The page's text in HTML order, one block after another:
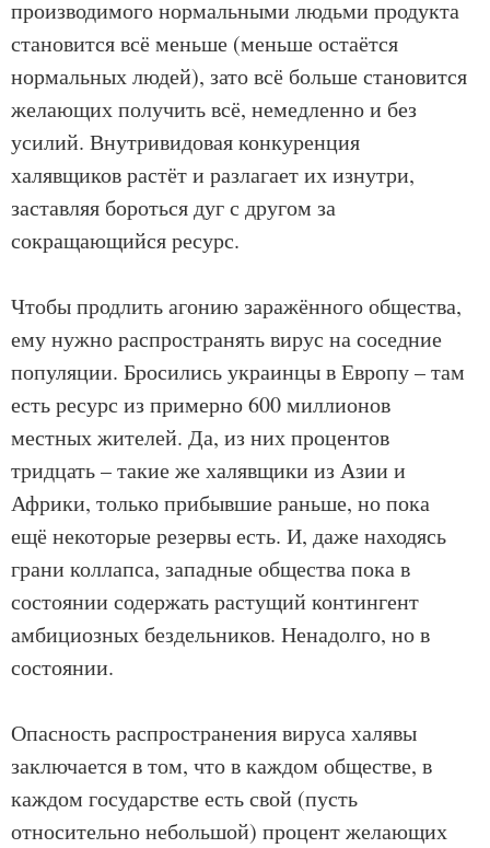
производимого нормальными людьми продукта
становится всё меньше (меньше остаётся
нормальных людей), зато всё больше становится
желающих получить всё, немедленно и без
усилий. Внутривидовая конкуренция
халявщиков растёт и разлагает их изнутри,
заставляя бороться дуг с другом за
сокращающийся ресурс.
Чтобы продлить агонию заражённого общества,
ему нужно распространять вирус на соседние
популяции. Бросились украинцы в Европу – там
есть ресурс из примерно 600 миллионов
местных жителей. Да, из них процентов
тридцать – такие же халявщики из Азии и
Африки, только прибывшие раньше, но пока
ещё некоторые резервы есть. И, даже находясь
грани коллапса, западные общества пока в
состоянии содержать растущий контингент
амбициозных бездельников. Ненадолго, но в
состоянии.
Опасность распространения вируса халявы
заключается в том, что в каждом обществе, в
каждом государстве есть свой (пусть
относительно небольшой) процент желающих